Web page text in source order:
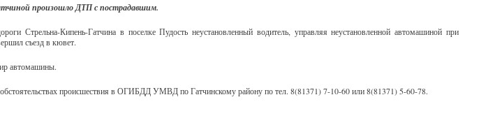
произошло ДТП с пострадавшим.
Стрельна-Кипень-Гатчина в поселке Пудость неустановленный водитель, управляя неустановленной автомашиной при
съезд в кювет.
автомашины.
происшествия в ОГИБДД УМВД по Гатчинскому району по тел. 8(81371) 7-10-60 или 8(81371) 5-60-78.